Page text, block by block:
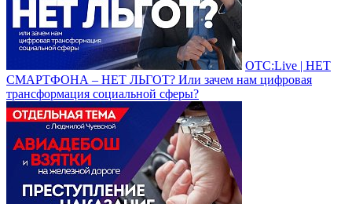
ОТС:Live | НЕТ
СМАРТФОНА – НЕТ ЛЬГОТ? Или зачем нам цифровая
трансформация социальной сферы?